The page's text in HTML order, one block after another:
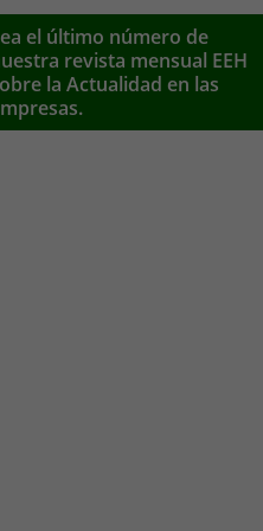
el último número de
revista mensual EEH
la Actualidad en las